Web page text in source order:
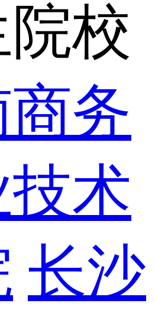
校
务
术
长沙